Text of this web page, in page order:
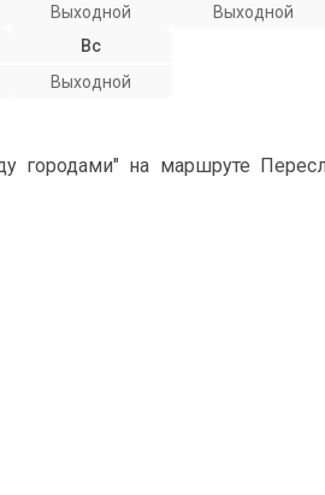
Выходной
Выходной
Вс
Выходной
городами" на маршруте